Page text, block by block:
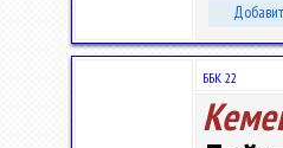
ББК 22